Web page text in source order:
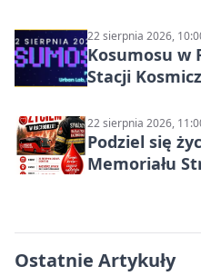
22 sierpnia 2026,
Kosumosu w
Stacji
22 sierpnia 2026,
Podziel się
Memoriału
Ostatnie Artykuły